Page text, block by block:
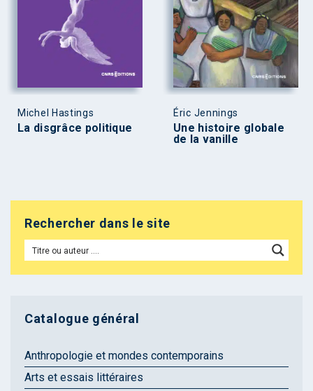
Michel Hastings
La disgrâce politique
Éric Jennings
Une histoire globale
de la vanille
Rechercher dans le site
Catalogue général
Anthropologie et mondes contemporains
Arts et essais littéraires